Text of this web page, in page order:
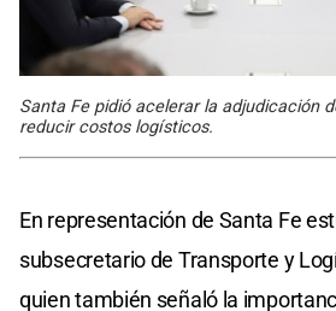
Santa Fe pidió acelerar la adjudicación
reducir costos logísticos.
En representación de Santa Fe
subsecretario de Transporte y
quien también señaló la